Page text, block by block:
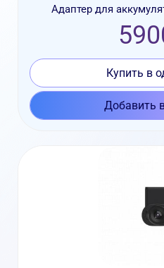
Адаптер для
Купить в
Добавить